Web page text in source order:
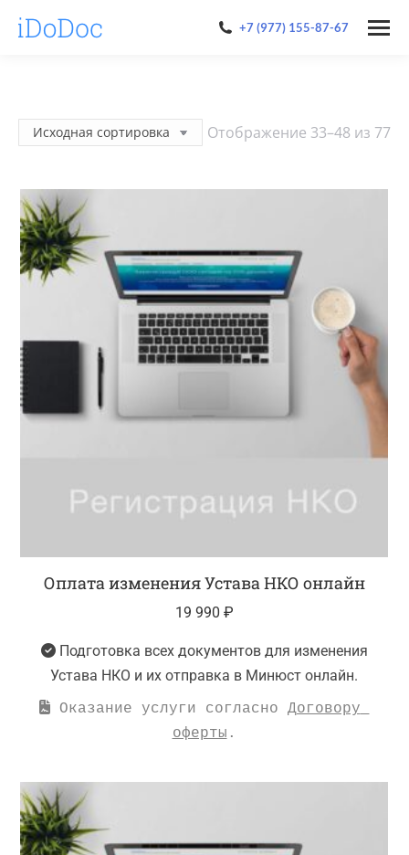
+7 (977) 155-87-67
Отображение 33–48 из 77
Оплата изменения Устава НКО онлайн
19 990 ₽
Подготовка всех документов для изменения
Устава НКО и их отправка в Минюст онлайн.
Оказание услуги согласно Договору
оферты .